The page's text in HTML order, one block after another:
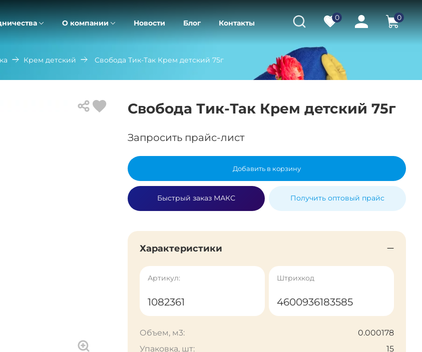
О компании Новости Блог Контакты
0 0
Крем детский Свобода Тик-Так Крем детский 75г
Свобода Тик-Так Крем детский 75г
Запросить прайс-лист
Добавить в корзину
Быстрый заказ МАКС Получить оптовый прайс
Характеристики
Артикул:
1082361
Штрихкод
4600936183585
Объем, м3:
0.000178
Упаковка, шт:
15